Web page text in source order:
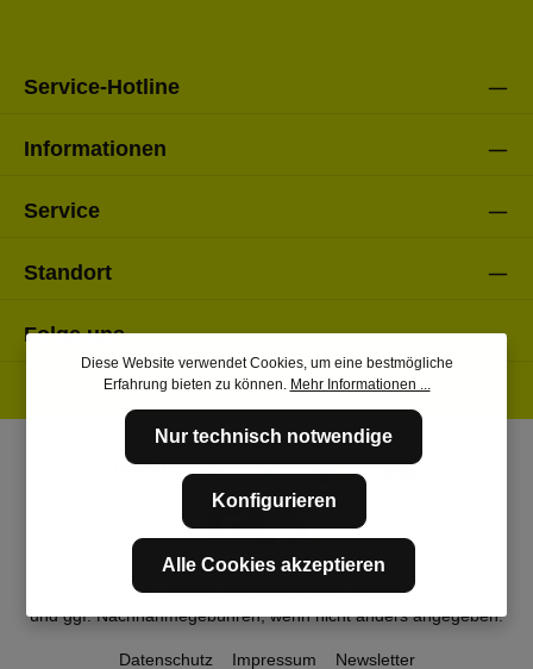
Service-Hotline
Informationen
Service
Standort
Folge uns
* Alle Preise inkl. gesetzl. Mehrwertsteuer zzgl.Versandkosten
und ggf. Nachnahmegebühren, wenn nicht anders angegeben.
Datenschutz Impressum Newsletter
Diese Website verwendet Cookies, um eine bestmögliche
Erfahrung bieten zu können. Mehr Informationen ...
Nur technisch notwendige
Konfigurieren
Alle Cookies akzeptieren